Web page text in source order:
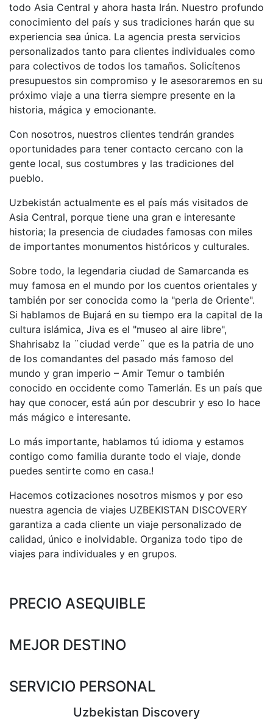
todo Asia Central y ahora hasta Irán. Nuestro profundo
conocimiento del país y sus tradiciones harán que su
experiencia sea única. La agencia presta servicios
personalizados tanto para clientes individuales como
para colectivos de todos los tamaños. Solicítenos
presupuestos sin compromiso y le asesoraremos en su
próximo viaje a una tierra siempre presente en la
historia, mágica y emocionante.
Con nosotros, nuestros clientes tendrán grandes
oportunidades para tener contacto cercano con la
gente local, sus costumbres y las tradiciones del
pueblo.
Uzbekistán actualmente es el país más visitados de
Asia Central, porque tiene una gran e interesante
historia; la presencia de ciudades famosas con miles
de importantes monumentos históricos y culturales.
Sobre todo, la legendaria ciudad de Samarcanda es
muy famosa en el mundo por los cuentos orientales y
también por ser conocida como la "perla de Oriente".
Si hablamos de Bujará en su tiempo era la capital de la
cultura islámica, Jiva es el "museo al aire libre",
Shahrisabz la ¨ciudad verde¨ que es la patria de uno
de los comandantes del pasado más famoso del
mundo y gran imperio – Amir Temur o también
conocido en occidente como Tamerlán. Es un país que
hay que conocer, está aún por descubrir y eso lo hace
más mágico e interesante.
Lo más importante, hablamos tú idioma y estamos
contigo como familia durante todo el viaje, donde
puedes sentirte como en casa.!
Hacemos cotizaciones nosotros mismos y por eso
nuestra agencia de viajes UZBEKISTAN DISCOVERY
garantiza a cada cliente un viaje personalizado de
calidad, único e inolvidable. Organiza todo tipo de
viajes para individuales y en grupos.
PRECIO ASEQUIBLE
MEJOR DESTINO
SERVICIO PERSONAL
Uzbekistan Discovery